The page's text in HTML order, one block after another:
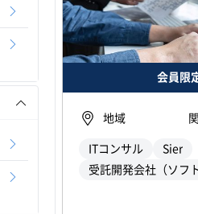
会員限
地域
ITコンサル
Sier
受託開発会社（ソフ